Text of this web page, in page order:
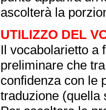
ascolterà la
UTILIZZO DEL
Il vocabolarietto a
preliminare che
confidenza con le
traduzione (quella